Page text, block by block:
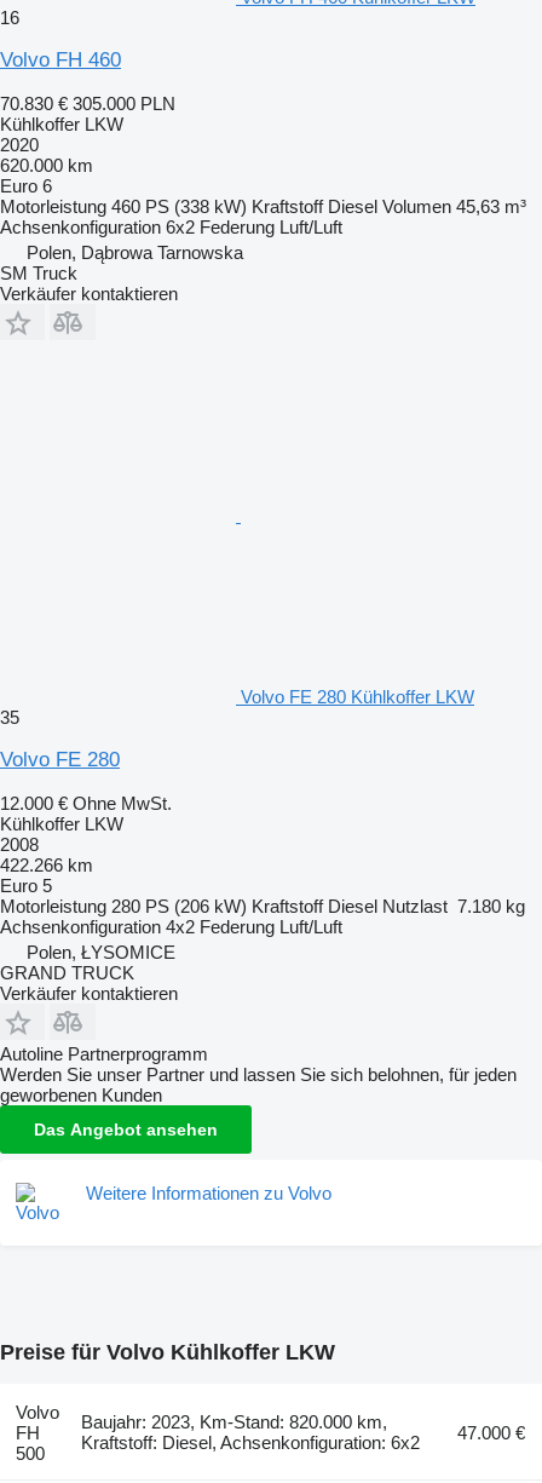
16
Volvo FH 460
70.830 € 305.000 PLN
Kühlkoffer LKW
2020
620.000 km
Euro 6
Motorleistung 460 PS (338 kW) Kraftstoff Diesel Volumen 45,63 m³
Achsenkonfiguration 6x2 Federung Luft/Luft
Polen, Dąbrowa Tarnowska
SM Truck
Verkäufer kontaktieren
Volvo FE 280 Kühlkoffer LKW
35
Volvo FE 280
12.000 € Ohne MwSt.
Kühlkoffer LKW
2008
422.266 km
Euro 5
Motorleistung 280 PS (206 kW) Kraftstoff Diesel Nutzlast 7.180 kg
Achsenkonfiguration 4x2 Federung Luft/Luft
Polen, ŁYSOMICE
GRAND TRUCK
Verkäufer kontaktieren
Autoline Partnerprogramm
Werden Sie unser Partner und lassen Sie sich belohnen, für jeden
geworbenen Kunden
Das Angebot ansehen
Weitere Informationen zu Volvo
Preise für Volvo Kühlkoffer LKW
Volvo
FH
500
Baujahr: 2023, Km-Stand: 820.000 km,
Kraftstoff: Diesel, Achsenkonfiguration: 6x2
47.000 €